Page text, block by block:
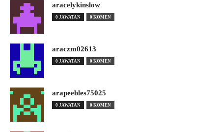
aracelykinslow
0 JAWATAN 0 KOMEN
araczm02613
0 JAWATAN 0 KOMEN
arapeebles75025
0 JAWATAN 0 KOMEN